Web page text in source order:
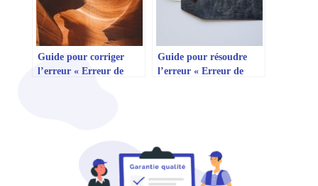
Guide pour corriger
l’erreur « Erreur de
Guide pour résoudre
l’erreur « Erreur de